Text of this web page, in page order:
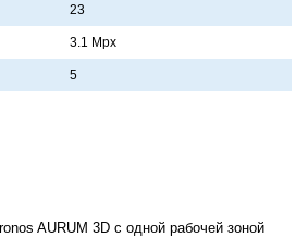
23
3.1 Mpx
5
AURUM 3D с одной рабочей зоной